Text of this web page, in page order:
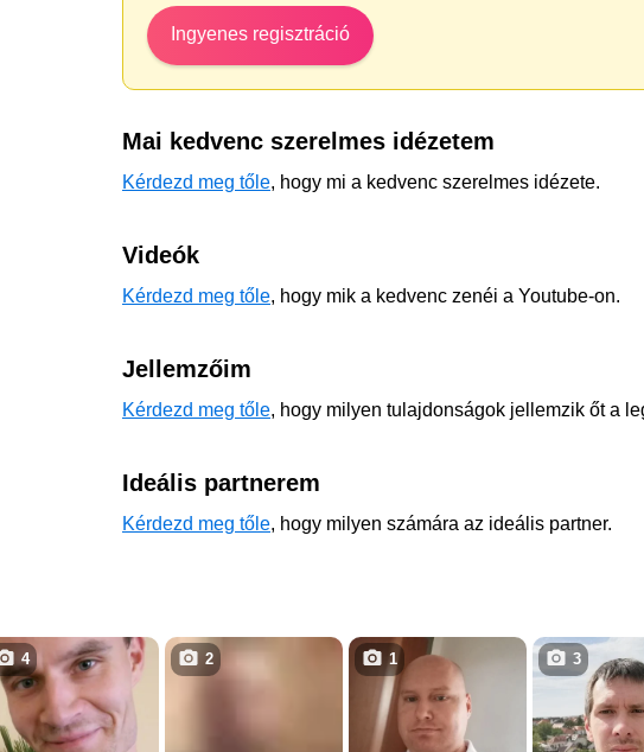
Ingyenes regisztráció
Mai kedvenc szerelmes idézetem
Kérdezd meg tőle, hogy mi a kedvenc szerelmes idézete.
Videók
Kérdezd meg tőle, hogy mik a kedvenc zenéi a Youtube-on.
Jellemzőim
Kérdezd meg tőle, hogy milyen tulajdonságok jellemzik őt a
Ideális partnerem
Kérdezd meg tőle, hogy milyen számára az ideális partner.
4 2 1 3